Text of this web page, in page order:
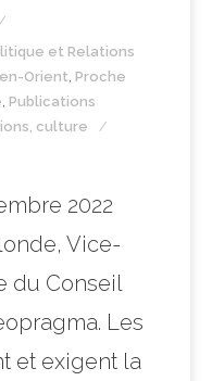
et Relations
Orient, Proche
, Publications
culture
2022
Vice-
du Conseil
Les
et exigent la